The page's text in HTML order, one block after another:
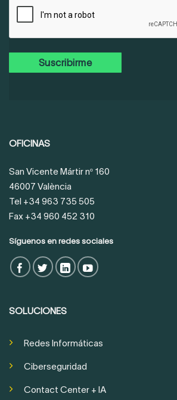
OFICINAS
San Vicente Mártir nº 160
46007 València
Tel +34 963 735 505
Fax +34 960 452 310
Síguenos en redes sociales
SOLUCIONES
Redes Informáticas
Ciberseguridad
Contact Center + IA